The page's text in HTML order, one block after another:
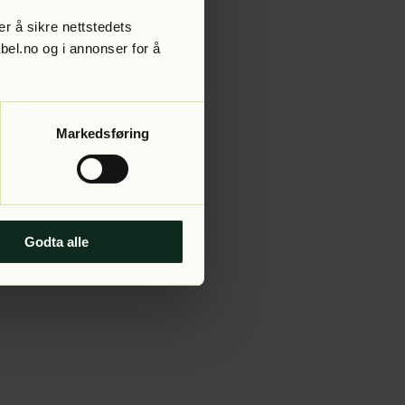
å sikre nettstedets
og i annonser for å
Markedsføring
Godta alle